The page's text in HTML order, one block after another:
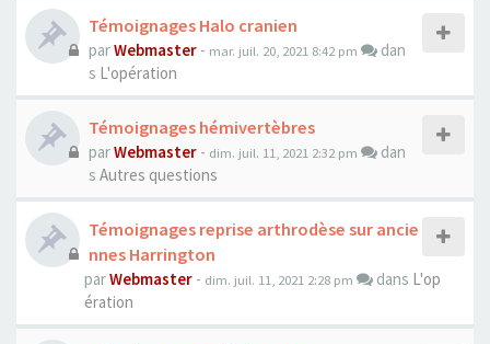
Témoignages Halo cranien
parWebmaster - mar. juil. 20, 2021 8:42 pm
dan
s L'opération
Témoignages hémivertèbres
parWebmaster - dim. juil. 11, 2021 2:32 pm
dan
s Autres questions
Témoignages reprise arthrodèse sur ancie
nnes Harrington
parWebmaster - dim. juil. 11, 2021 2:28 pm dans L'op
ération